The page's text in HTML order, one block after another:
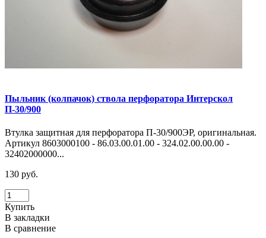
Пыльник (колпачок) ствола перфоратора Интерскол
П-30/900
Втулка защитная для перфоратора П-30/900ЭР, оригинальная.
Артикул 8603000100 - 86.03.00.01.00 - 324.02.00.00.00 -
32402000000...
130 руб.
Купить
В закладки
В сравнение